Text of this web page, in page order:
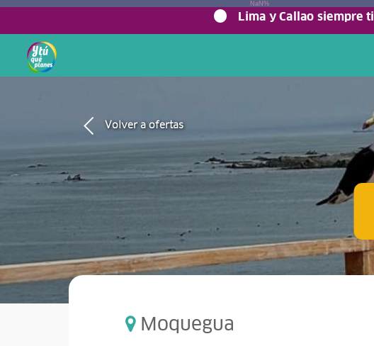
Lima y Callao siempre
NaN%
Volver a ofertas
Moquegua